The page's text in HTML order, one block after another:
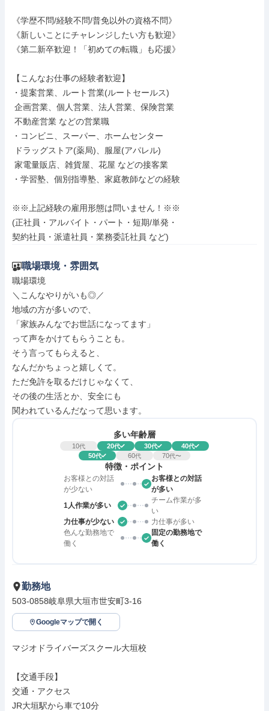
《学歴不問/経験不問/普免以外の資格不問》
《新しいことにチャレンジしたい方も歓迎》
《第二新卒歓迎！「初めての転職」も応援》
【こんなお仕事の経験者歓迎】
・提案営業、ルート営業(ルートセールス)
・コンビニ、スーパー、ホームセンター
・学習塾、個別指導塾、家庭教師などの経験
※※上記経験の雇用形態は問いません！※※
(正社員・アルバイト・パート・短期/単発・
契約社員・派遣社員・業務委託社員 など)
職場環境・雰囲気
職場環境
＼こんなやりがいも◎／
地域の方が多いので、
「家族みんなでお世話になってます」
って声をかけてもらうことも。
そう言ってもらえると、
なんだかちょっと嬉しくて。
ただ免許を取るだけじゃなくて、
その後の生活とか、安全にも
関われているんだなって思います。
多い年齢層
10代 20代 30代 40代
50代 60代 70代〜
特徴・ポイント
お客様との対話
が少ない
お客様との対話
が多い
1人作業が多い
チーム作業が多
い
力仕事が少ない
力仕事が多い
色んな勤務地で
働く
固定の勤務地で
働く
勤務地
503-0858岐阜県大垣市世安町3-16
Googleマップで開く
マジオドライバーズスクール大垣校
【交通手段】
交通・アクセス
JR大垣駅から車で10分